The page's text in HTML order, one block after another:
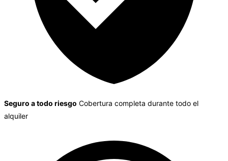
Seguro a todo riesgo Cobertura completa durante todo el
alquiler